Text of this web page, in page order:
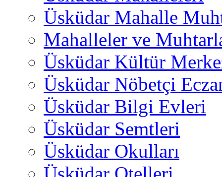
Üsküdar Mahalle
Mahalleler ve
Üsküdar Kültür
Üsküdar Nöbetçi
Üsküdar Bilgi Evleri
Üsküdar Semtleri
Üsküdar Okulları